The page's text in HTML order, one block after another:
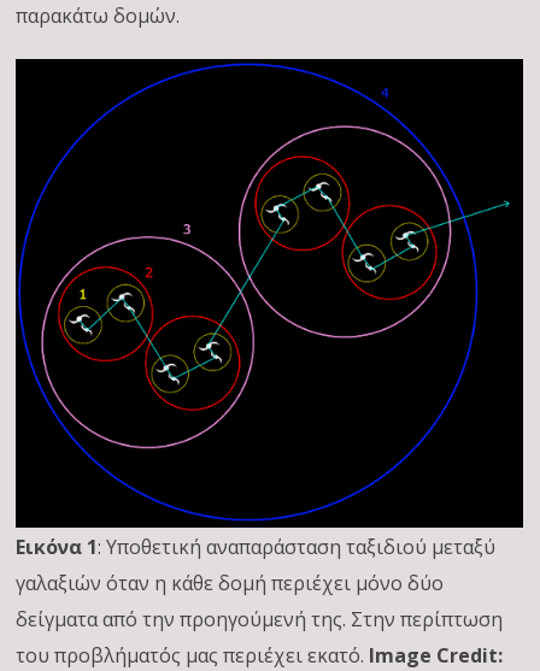
παρακάτω δομών.
Εικόνα 1: Υποθετική αναπαράσταση ταξιδιού μεταξύ
γαλαξιών όταν η κάθε δομή περιέχει μόνο δύο
δείγματα από την προηγούμενή της. Στην περίπτωση
του προβλήματός μας περιέχει εκατό. Image Credit: